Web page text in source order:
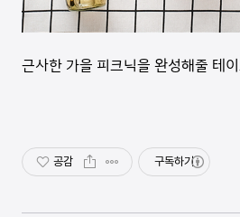
근사한 가을 피크닉을 완성해줄 테
공감 구독하기